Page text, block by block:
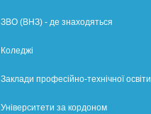
ЗВО (ВНЗ) - де знаходяться
Коледжі
Заклади професійно-технічної освіти
Університети за кордоном